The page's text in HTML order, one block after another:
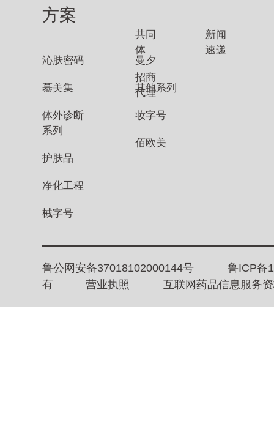
方案
沁肤密码
慕美集
体外诊断
系列
护肤品
净化工程
械字号
曼夕
其他系列
妆字号
佰欧美
共同
体
招商
代理
新闻
速递
鲁公网安备37018102000144号
鲁ICP备
有
营业执照 互联网药品信息服务